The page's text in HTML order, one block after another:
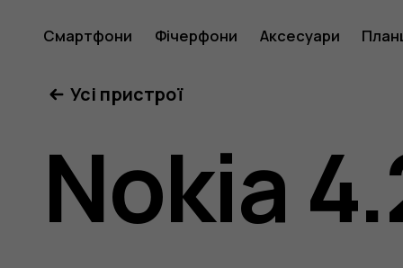
Nokia
4.2
Смартфони Фічерфони Аксесуари
Усі пристрої
Nokia